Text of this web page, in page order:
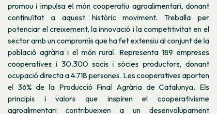
promou i impulsa el món cooperatiu agroalimentari, donant
continuïtat a aquest històric moviment. Treballa per
potenciar el creixement, la innovació i la competitivitat en el
sector amb un compromís que ha fet extensiu al conjunt de la
població agrària i el món rural. Representa 189 empreses
cooperatives i 30.300 socis i sòcies productors, donant
ocupació directa a 4.718 persones. Les cooperatives aporten
el 36% de la Producció Final Agrària de Catalunya. Els
principis i valors que inspiren el cooperativisme
agroalimentari contribueixen a un desenvolupament